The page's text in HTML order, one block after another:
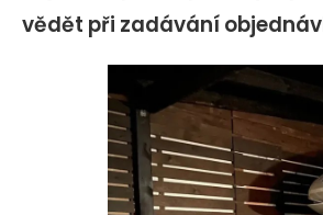
vědět při zadávání